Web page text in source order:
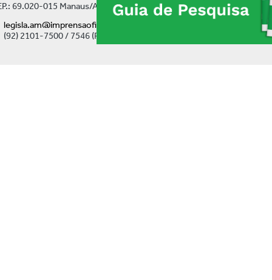
69.020-015 Manaus/AM
legisla.am@imprensaoficial.am.gov.br
(92) 2101-7500 / 7546 (Ramal)